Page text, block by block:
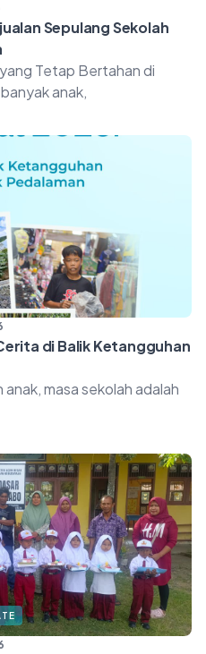
Sepulang Sekolah
Tetap Bertahan di
anak,
di Balik Ketangguhan
masa sekolah adalah